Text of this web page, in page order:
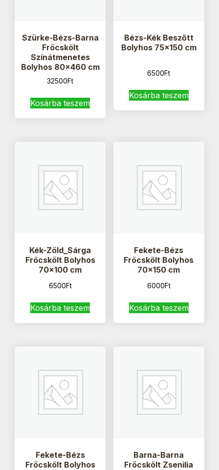
Szürke-Bézs-Barna
Fröcskölt
Színátmenetes
Bolyhos 80×460 cm
32500Ft
Kosárba teszem
Bézs-Kék Beszőtt
Bolyhos 75×150 cm
6500Ft
Kosárba teszem
Kék-Zöld_Sárga
Fröcskölt Bolyhos
70×100 cm
6500Ft
Kosárba teszem
Fekete-Bézs
Fröcskölt Bolyhos
70×150 cm
6000Ft
Kosárba teszem
Fekete-Bézs
Fröcskölt Bolyhos
Barna-Barna
Fröcskölt Zsenilia